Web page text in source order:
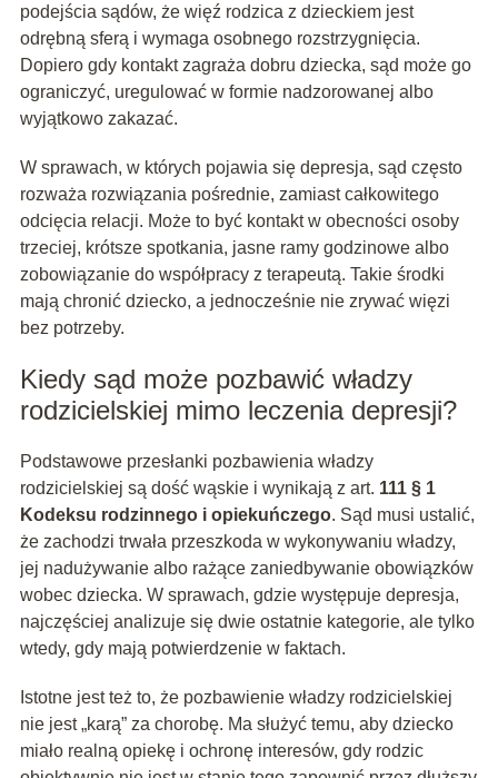
podejścia sądów, że więź rodzica z dzieckiem jest
odrębną sferą i wymaga osobnego rozstrzygnięcia.
Dopiero gdy kontakt zagraża dobru dziecka, sąd może go
ograniczyć, uregulować w formie nadzorowanej albo
wyjątkowo zakazać.
W sprawach, w których pojawia się depresja, sąd często
rozważa rozwiązania pośrednie, zamiast całkowitego
odcięcia relacji. Może to być kontakt w obecności osoby
trzeciej, krótsze spotkania, jasne ramy godzinowe albo
zobowiązanie do współpracy z terapeutą. Takie środki
mają chronić dziecko, a jednocześnie nie zrywać więzi
bez potrzeby.
Kiedy sąd może pozbawić władzy
rodzicielskiej mimo leczenia depresji?
Podstawowe przesłanki pozbawienia władzy
rodzicielskiej są dość wąskie i wynikają z art. 111 § 1
Kodeksu rodzinnego i opiekuńczego. Sąd musi ustalić,
że zachodzi trwała przeszkoda w wykonywaniu władzy,
jej nadużywanie albo rażące zaniedbywanie obowiązków
wobec dziecka. W sprawach, gdzie występuje depresja,
najczęściej analizuje się dwie ostatnie kategorie, ale tylko
wtedy, gdy mają potwierdzenie w faktach.
Istotne jest też to, że pozbawienie władzy rodzicielskiej
nie jest „karą” za chorobę. Ma służyć temu, aby dziecko
miało realną opiekę i ochronę interesów, gdy rodzic